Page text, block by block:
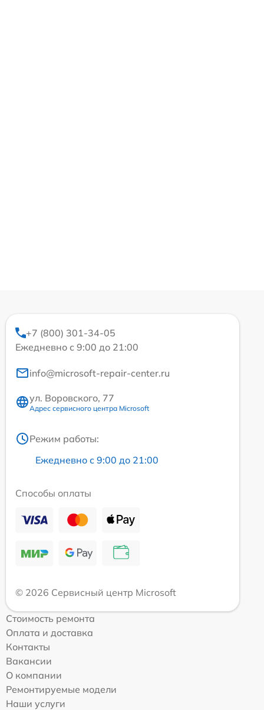
+7 (800) 301-34-05
Ежедневно с 9:00 до 21:00
info@microsoft-repair-center.ru
ул. Воровского, 77
Адрес сервисного центра Microsoft
Режим работы:
Ежедневно с 9:00 до 21:00
Способы оплаты
© 2026 Сервисный центр Microsoft
Стоимость ремонта
Оплата и доставка
Контакты
Вакансии
О компании
Ремонтируемые модели
Наши услуги